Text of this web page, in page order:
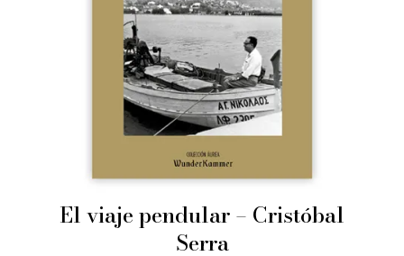
El viaje pendular – Cristóbal
Serra